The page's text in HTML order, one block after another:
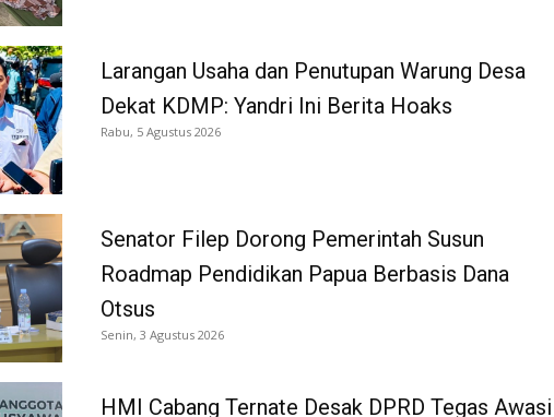
Larangan Usaha dan Penutupan Warung Desa
Dekat KDMP: Yandri Ini Berita Hoaks
Rabu, 5 Agustus 2026
Senator Filep Dorong Pemerintah Susun
Roadmap Pendidikan Papua Berbasis Dana
Otsus
Senin, 3 Agustus 2026
HMI Cabang Ternate Desak DPRD Tegas Awasi